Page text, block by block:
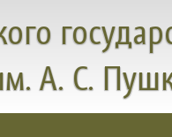
А. С.